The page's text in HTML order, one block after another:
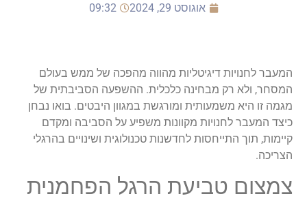
אוגוסט 29, 2024 09:32
המעבר לחנויות דיגיטליות מהווה מהפכה של ממש בעולם
המסחר, ולא רק מבחינה כלכלית. ההשפעה הסביבתית של
מגמה זו היא משמעותית ומורגשת במגוון היבטים. בואו נבחן
כיצד המעבר לחנויות מקוונות משפיע על הסביבה ומקדם
קיימות, תוך התייחסות לחדשנות טכנולוגית ושינויים בהרגלי
הצריכה.
צמצום טביעת הרגל הפחמנית